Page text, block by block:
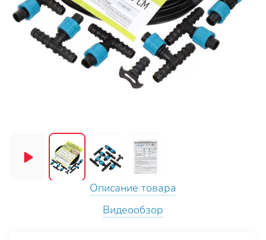
Описание товара
Видеообзор